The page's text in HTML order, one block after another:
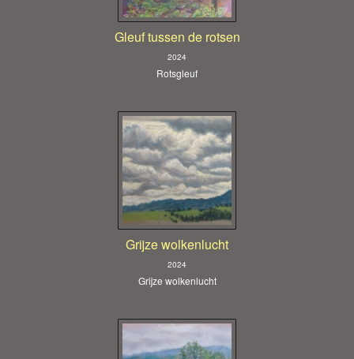
Gleuf tussen de rotsen
2024
Rotsgleuf
Grijze wolkenlucht
2024
Grijze wolkenlucht